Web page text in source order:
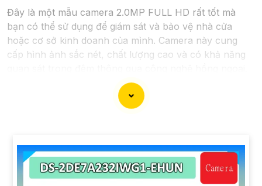
Đây là một mẫu camera 2.0MP FULL HD rất tốt mà
bạn có thể sử dụng để giám sát và bảo vệ nhà cửa
hoặc cơ sở kinh doanh của mình. Camera này cung
cấp hình ảnh sắc nét, chất lượng cao và có khả năng
Dưới đây là một mô tả cơ bản về chiếc camera này:
- Độ phân giải: 2.0MP FULL HD- Chất lượng hình ảnh:
Sắc nét, chất lượng cao- Công nghệ hồng ngoại: Có
nối với smartphone để xem qua mạng internet từ xa-
Chức năng cảnh báo: Có thể cài đặt cảnh báo khi phát
hiện chuyển động